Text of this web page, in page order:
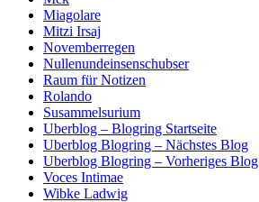
Miagolare
Mitzi Irsaj
Novemberregen
Nullenundeinsenschubser
Raum für Notizen
Rolando
Susammelsurium
Uberblog – Blogring Startseite
Uberblog Blogring – Nächstes Blog
Uberblog Blogring – Vorheriges Blog
Voces Intimae
Wibke Ladwig